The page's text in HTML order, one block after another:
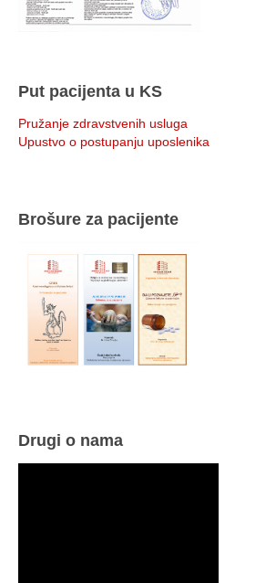
Put pacijenta u KS
Pružanje zdravstvenih usluga
Upustvo o postupanju uposlenika
Brošure za pacijente
Drugi o nama